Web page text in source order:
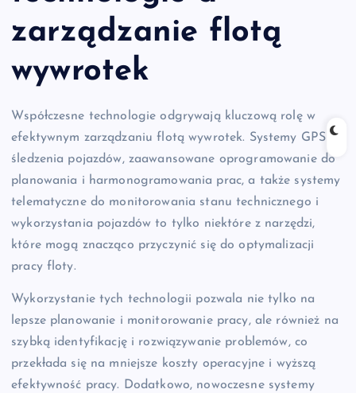
zarządzanie flotą
wywrotek
Współczesne technologie odgrywają kluczową rolę w
efektywnym zarządzaniu flotą wywrotek. Systemy GPS do
śledzenia pojazdów, zaawansowane oprogramowanie do
planowania i harmonogramowania prac, a także systemy
telematyczne do monitorowania stanu technicznego i
wykorzystania pojazdów to tylko niektóre z narzędzi,
które mogą znacząco przyczynić się do optymalizacji
pracy floty.
Wykorzystanie tych technologii pozwala nie tylko na
lepsze planowanie i monitorowanie pracy, ale również na
szybką identyfikację i rozwiązywanie problemów, co
przekłada się na mniejsze koszty operacyjne i wyższą
efektywność pracy. Dodatkowo, nowoczesne systemy